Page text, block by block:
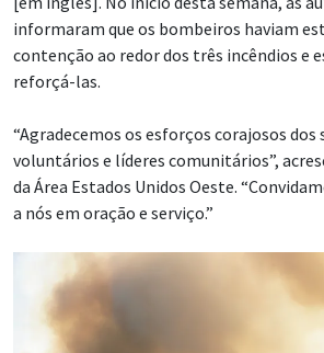
informaram que os bombeiros haviam
contenção ao redor dos três incêndios e
reforçá-las.
“Agradecemos os esforços corajosos
voluntários e líderes comunitários”,
da Área Estados Unidos Oeste.
a nós em oração e serviço.”